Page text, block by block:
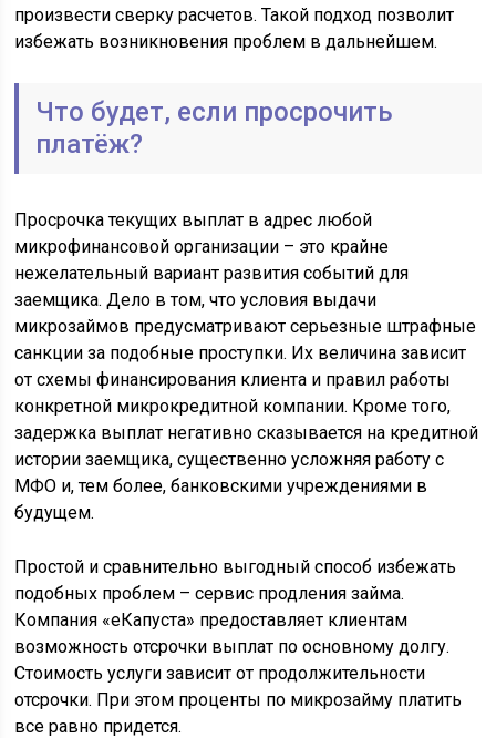
произвести сверку расчетов. Такой подход позволит
избежать возникновения проблем в дальнейшем.
Что будет, если просрочить
платёж?
Просрочка текущих выплат в адрес любой
микрофинансовой организации – это крайне
нежелательный вариант развития событий для
заемщика. Дело в том, что условия выдачи
микрозаймов предусматривают серьезные штрафные
санкции за подобные проступки. Их величина зависит
от схемы финансирования клиента и правил работы
конкретной микрокредитной компании. Кроме того,
задержка выплат негативно сказывается на кредитной
истории заемщика, существенно усложняя работу с
МФО и, тем более, банковскими учреждениями в
будущем.
Простой и сравнительно выгодный способ избежать
подобных проблем – сервис продления займа.
Компания «еКапуста» предоставляет клиентам
возможность отсрочки выплат по основному долгу.
Стоимость услуги зависит от продолжительности
отсрочки. При этом проценты по микрозайму платить
все равно придется.